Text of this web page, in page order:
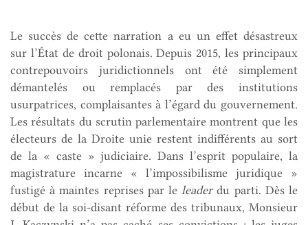
Le succès de cette narration a eu un effet désastreux
sur l’État de droit polonais. Depuis 2015, les principaux
contrepouvoirs juridictionnels ont été simplement
démantelés ou remplacés par des institutions
usurpatrices, complaisantes à l’égard du gouvernement.
Les résultats du scrutin parlementaire montrent que les
électeurs de la Droite unie restent indifférents au sort
de la « caste » judiciaire. Dans l’esprit populaire, la
magistrature incarne « l’impossibilisme juridique »
fustigé à maintes reprises par le leaderdu parti. Dès le
début de la soi-disant réforme des tribunaux, Monsieur